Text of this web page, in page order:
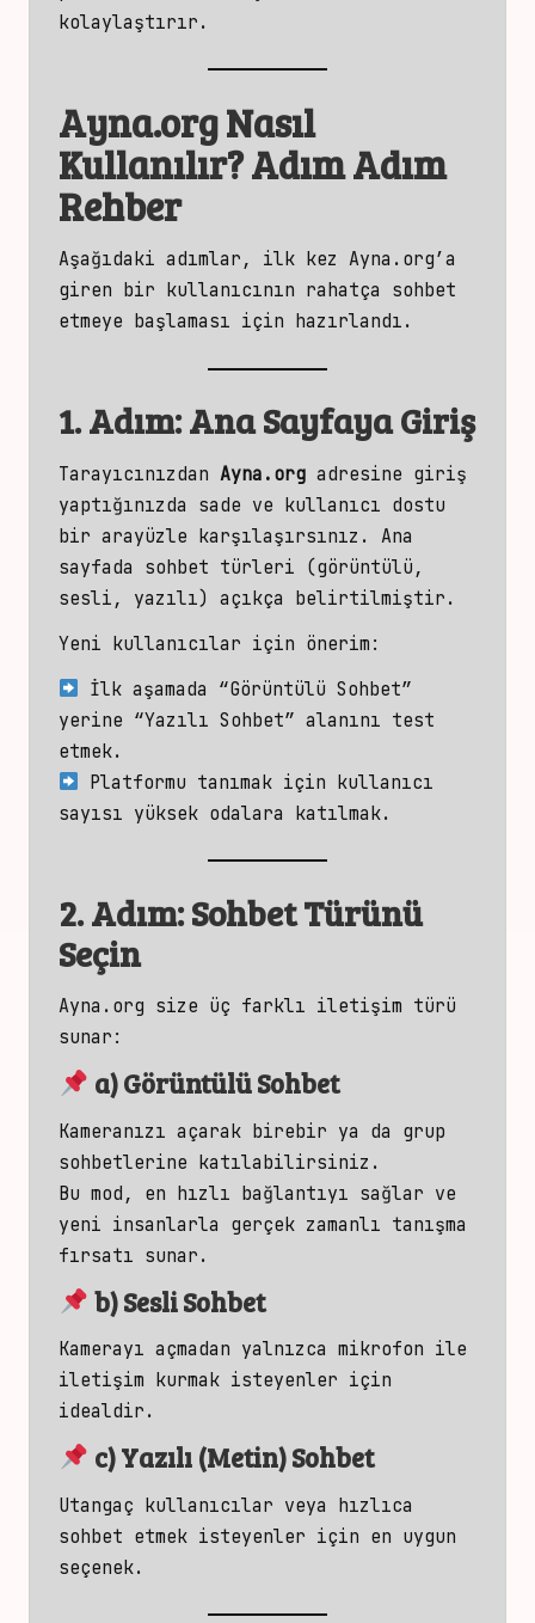
kolaylaştırır.
Ayna.org Nasıl
Kullanılır? Adım Adım
Rehber
Aşağıdaki adımlar, ilk kez Ayna.org’a
giren
bir kullanıcının rahatça sohbet
etmeye başlaması için hazırlandı.
1. Adım: Ana Sayfaya Giriş
Tarayıcınızdan Ayna.org adresine giriş
yaptığınızda sade ve kullanıcı dostu
bir arayüzle karşılaşırsınız. Ana
sayfada sohbet türleri (görüntülü,
sesli, yazılı) açıkça belirtilmiştir.
Yeni kullanıcılar için önerim:
İlk aşamada “Görüntülü Sohbet”
yerine “Yazılı Sohbet” alanını test
etmek.
Platformu tanımak için kullanıcı
sayısı yüksek odalara katılmak.
2. Adım: Sohbet Türünü
Seçin
Ayna.org size üç farklı iletişim türü
sunar:
a) Görüntülü Sohbet
Kameranızı açarak birebir ya da grup
sohbetlerine katılabilirsiniz.
Bu mod, en hızlı bağlantıyı sağlar ve
yeni insanlarla gerçek zamanlı tanışma
fırsatı sunar.
b) Sesli Sohbet
Kamerayı açmadan yalnızca mikrofon ile
iletişim kurmak isteyenler için
idealdir.
c) Yazılı (Metin) Sohbet
Utangaç kullanıcılar veya hızlıca
sohbet etmek isteyenler için en uygun
seçenek.